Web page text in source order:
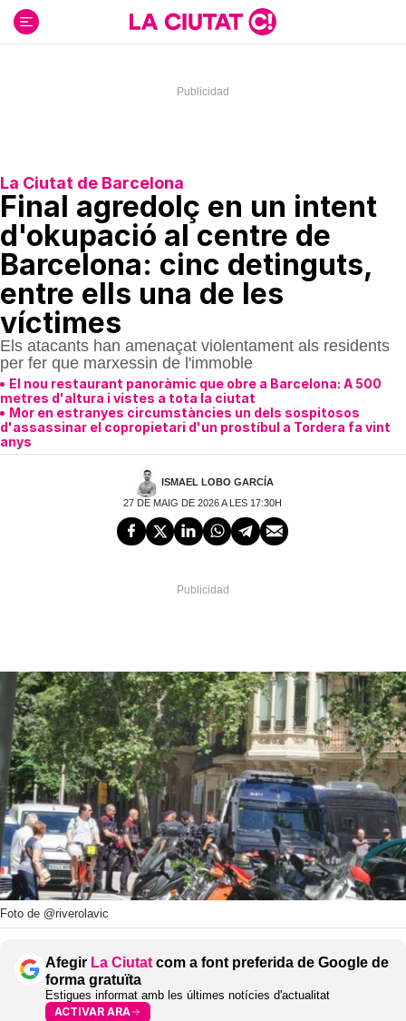
contenido
La Ciutat de Barcelona
Final agredolç en un intent
d'okupació al centre de
Barcelona: cinc detinguts,
entre ells una de les
víctimes
Els atacants han amenaçat violentament als residents
per fer que marxessin de l'immoble
El nou restaurant panoràmic que obre a Barcelona: A 500
metres d'altura i vistes a tota la ciutat
Mor en estranyes circumstàncies un dels sospitosos
d'assassinar el copropietari d'un prostíbul a Tordera fa vint
anys
ISMAEL LOBO GARCÍA
27 DE MAIG DE 2026 A LES 17:30H
Foto de @riverolavic
Afegir La Ciutat com a font preferida de Google de
forma gratuïta
Estigues informat amb les últimes notícies d'actualitat
ACTIVAR ARA